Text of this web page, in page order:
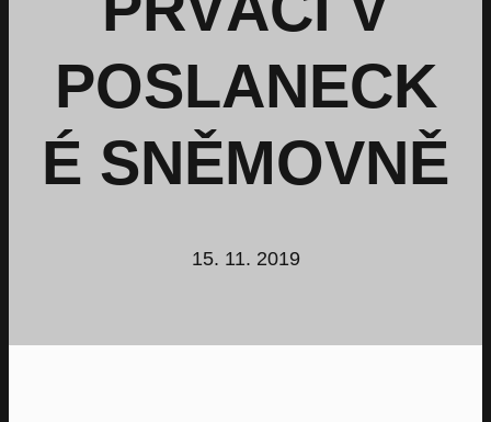
POSLANECK
É SNĚMOVNĚ
15. 11. 2019